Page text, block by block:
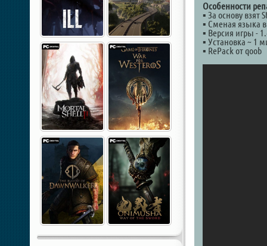
Особенности
▪ За основу взят
▪ Сменая языка
▪ Версия игры -
▪ Установка ~ 1
▪ RePack от qoob